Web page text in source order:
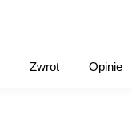
Zwrot Opinie